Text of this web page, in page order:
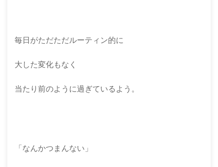
毎日がただただルーティン的に
大した変化もなく
当たり前のように過ぎているよう。
「なんかつまんない」